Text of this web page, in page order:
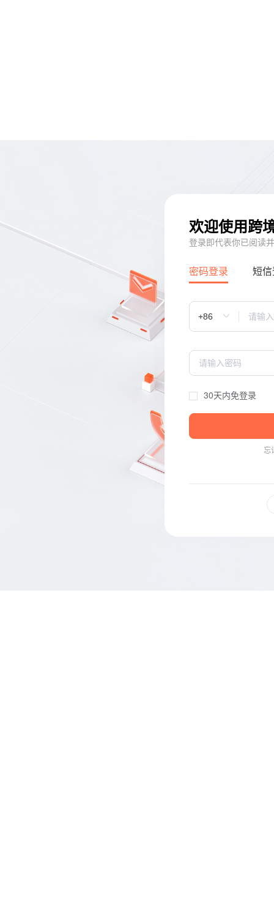
欢迎使用跨
登录即代表你已阅读
密码登录 短
30天内免登录
忘